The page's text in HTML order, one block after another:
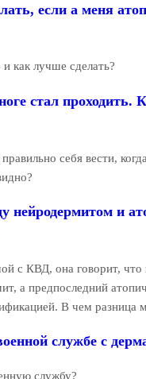
если а меня
как лучше сделать?
стал проходить.
себя вести,
нейродермитом и
с КВД, она говорит, что
а предпоследний
В чем разница
службе с
службу?